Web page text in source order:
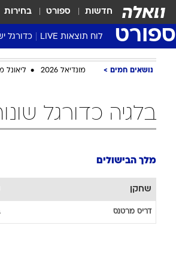
חדשות ספורט בחירות
ספורט לוח תוצאות LIVE כדורגל
ליגת העל Winner
גביע הטוטו
שגרירים
נושאים חמים מונדיאל 2026 ליאונל
בלגיה כדורגל
מלך הבישולים
שחקן
דריס מרטנס